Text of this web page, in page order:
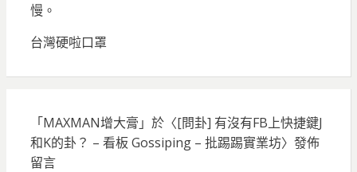
慢。
台灣硬啦口罩
「MAXMAN增大膏 」於〈[問卦] 有沒有FB上快捷鍵J
和K的卦？ – 看板 Gossiping – 批踢踢實業坊〉發佈
留言